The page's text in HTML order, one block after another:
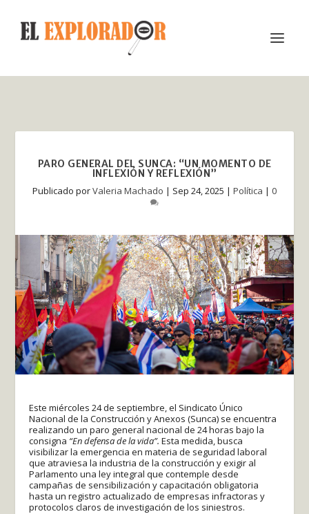
PARO GENERAL DEL SUNCA: “UN MOMENTO DE
INFLEXIÓN Y REFLEXIÓN”
Publicado porValeria Machado | Sep 24, 2025 | Política | 0
Este miércoles 24 de septiembre, el Sindicato Único
Nacional de la Construcción y Anexos (Sunca) se encuentra
realizando un paro general nacional de 24 horas bajo la
consigna “En defensa de la vida”. Esta medida, busca
visibilizar la emergencia en materia de seguridad laboral
que atraviesa la industria de la construcción y exigir al
Parlamento una ley integral que contemple desde
campañas de sensibilización y capacitación obligatoria
hasta un registro actualizado de empresas infractoras y
protocolos claros de investigación de los siniestros.